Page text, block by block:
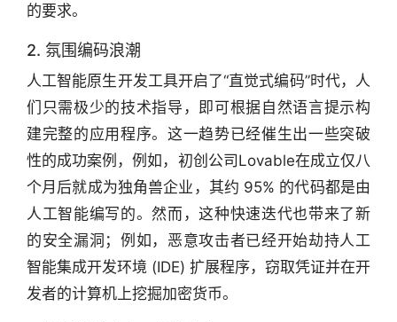
的要求。
2. 氛围编码浪潮
人工智能原生开发工具开启了“直觉式编码”时代，人
们只需极少的技术指导，即可根据自然语言提示构
建完整的应用程序。这一趋势已经催生出一些突破
性的成功案例，例如，初创公司Lovable在成立仅八
个月后就成为独角兽企业，其约 95% 的代码都是由
人工智能编写的。然而，这种快速迭代也带来了新
的安全漏洞；例如，恶意攻击者已经开始劫持人工
智能集成开发环境 (IDE) 扩展程序，窃取凭证并在开
发者的计算机上挖掘加密货币。